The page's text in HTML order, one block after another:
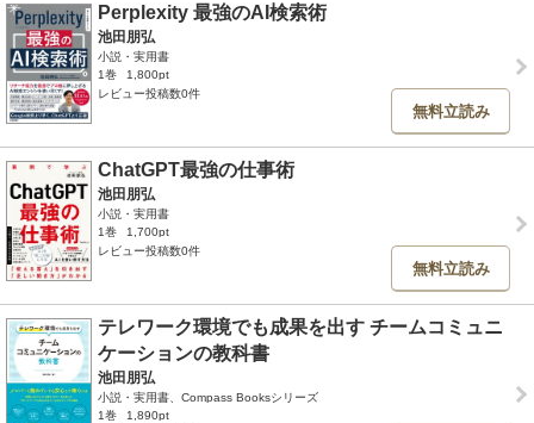
Perplexity 最強のAI検索術
池田朋弘
小説・実用書
1巻
1,800pt
レビュー投稿数0件
無料立読み
ChatGPT最強の仕事術
池田朋弘
小説・実用書
1巻
1,700pt
レビュー投稿数0件
無料立読み
テレワーク環境でも成果を出す チームコミュニ
ケーションの教科書
池田朋弘
小説・実用書、Compass Booksシリーズ
1巻
1,890pt